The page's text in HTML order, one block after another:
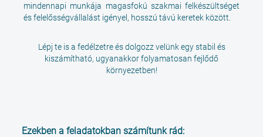
mindennapi munkája magasfokú szakmai felkészültséget
és felelősségvállalást igényel, hosszú távú keretek között.
Lépj te is a fedélzetre és dolgozz velünk egy stabil és
kiszámítható, ugyanakkor folyamatosan fejlődő
környezetben!
Ezekben a feladatokban számítunk rád: